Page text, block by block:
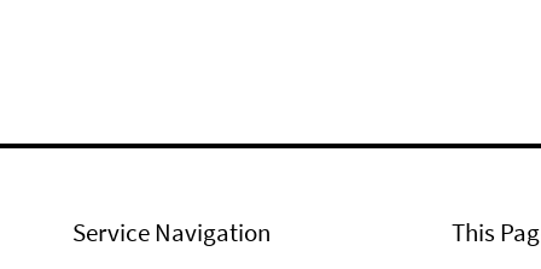
Service Navigation This